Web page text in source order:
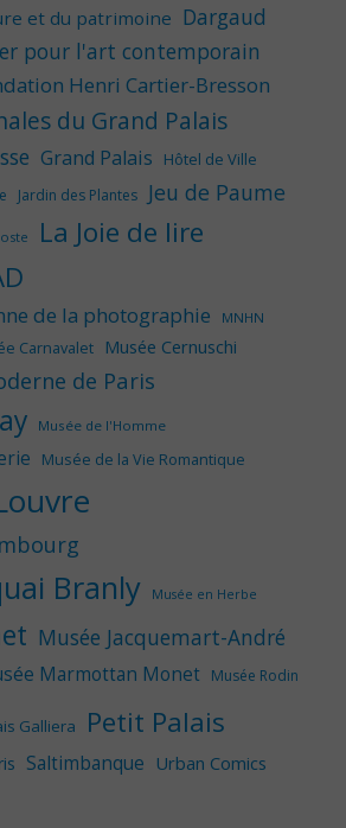
et du patrimoine Dargaud
pour l'art contemporain
Henri Cartier-Bresson
du Grand Palais
Grand Palais Hôtel de Ville
Jardin des Plantes Jeu de Paume
La Joie de lire
de la photographie
MNHN
Carnavalet Musée Cernuschi
de Paris
Musée de l'Homme
Musée de la Vie Romantique
Branly Musée en Herbe
Musée Jacquemart-André
Marmottan Monet Musée Rodin
Galliera Petit Palais
Saltimbanque Urban Comics